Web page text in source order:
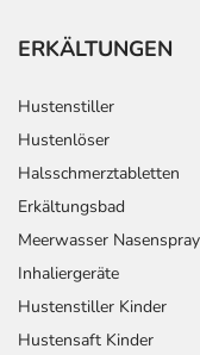
ERKÄLTUNGEN
Hustenstiller
Hustenlöser
Halsschmerztabletten
Erkältungsbad
Meerwasser Nasenspray
Inhaliergeräte
Hustenstiller Kinder
Hustensaft Kinder